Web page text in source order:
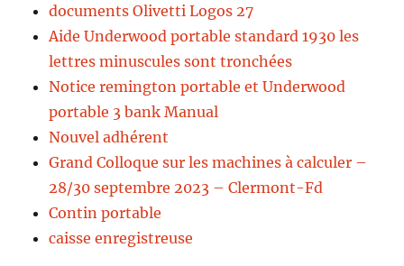
documents Olivetti Logos 27
Aide Underwood portable standard 1930 les
lettres minuscules sont tronchées
Notice remington portable et Underwood
portable 3 bank Manual
Nouvel adhérent
Grand Colloque sur les machines à calculer –
28/30 septembre 2023 – Clermont-Fd
Contin portable
caisse enregistreuse